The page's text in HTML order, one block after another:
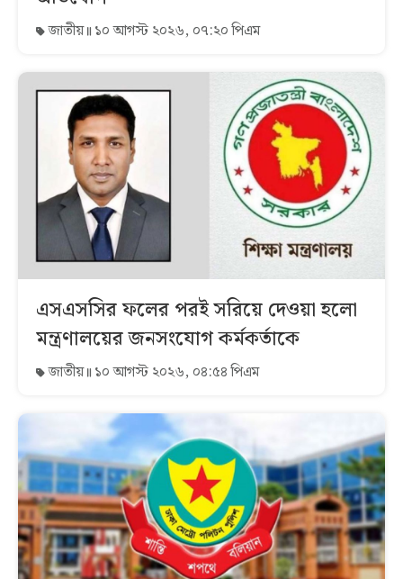
জাতীয় ১০ আগস্ট ২০২৬, ০৭:২০ পিএম
এসএসসির ফলের পরই সরিয়ে দেওয়া হলো
মন্ত্রণালয়ের জনসংযোগ কর্মকর্তাকে
জাতীয় ১০ আগস্ট ২০২৬, ০৪:৫৪ পিএম